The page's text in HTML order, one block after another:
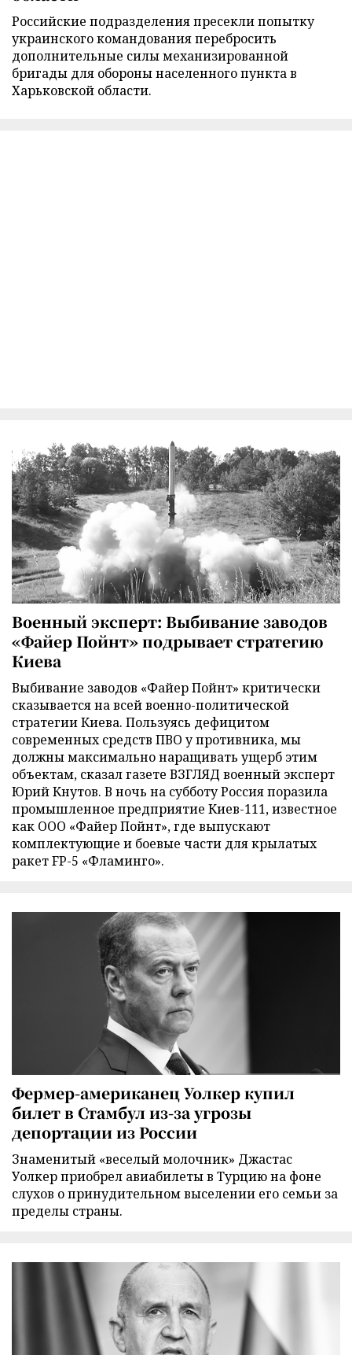
Российские подразделения пресекли попытку
украинского командования перебросить
дополнительные силы механизированной
бригады для обороны населенного пункта в
Харьковской области.
Военный эксперт: Выбивание заводов
«Файер Пойнт» подрывает стратегию
Киева
Выбивание заводов «Файер Пойнт» критически
сказывается на всей военно-политической
стратегии Киева. Пользуясь дефицитом
современных средств ПВО у противника, мы
должны максимально наращивать ущерб этим
объектам, сказал газете ВЗГЛЯД военный эксперт
Юрий Кнутов. В ночь на субботу Россия поразила
промышленное предприятие Киев-111, известное
как ООО «Файер Пойнт», где выпускают
комплектующие и боевые части для крылатых
ракет FP-5 «Фламинго».
Фермер-американец Уолкер купил
билет в Стамбул из-за угрозы
депортации из России
Знаменитый «веселый молочник» Джастас
Уолкер приобрел авиабилеты в Турцию на фоне
слухов о принудительном выселении его семьи за
пределы страны.